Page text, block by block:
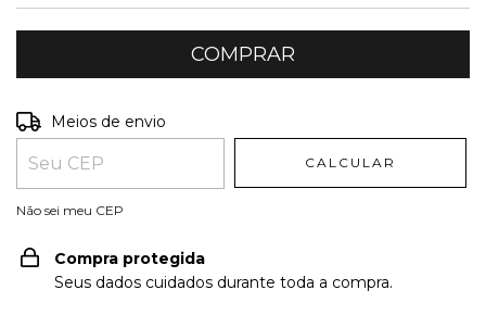
Entregas para o CEP:
Meios de envio
CALCULAR
Não sei meu CEP
Compra protegida
Seus dados cuidados durante toda a compra.